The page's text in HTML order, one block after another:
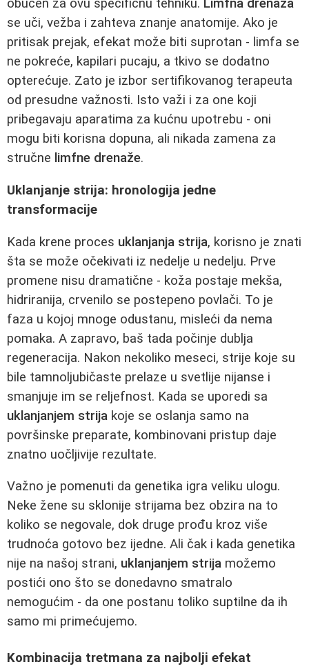
obučen za ovu specifičnu tehniku. Limfna drenaža
se uči, vežba i zahteva znanje anatomije. Ako je
pritisak prejak, efekat može biti suprotan - limfa se
ne pokreće, kapilari pucaju, a tkivo se dodatno
opterećuje. Zato je izbor sertifikovanog terapeuta
od presudne važnosti. Isto važi i za one koji
pribegavaju aparatima za kućnu upotrebu - oni
mogu biti korisna dopuna, ali nikada zamena za
stručne limfne drenaže.
Uklanjanje strija: hronologija jedne
transformacije
Kada krene proces uklanjanja strija, korisno je znati
šta se može očekivati iz nedelje u nedelju. Prve
promene nisu dramatične - koža postaje mekša,
hidriranija, crvenilo se postepeno povlači. To je
faza u kojoj mnoge odustanu, misleći da nema
pomaka. A zapravo, baš tada počinje dublja
regeneracija. Nakon nekoliko meseci, strije koje su
bile tamnoljubičaste prelaze u svetlije nijanse i
smanjuje im se reljefnost. Kada se uporedi sa
uklanjanjem strija koje se oslanja samo na
površinske preparate, kombinovani pristup daje
znatno uočljivije rezultate.
Važno je pomenuti da genetika igra veliku ulogu.
Neke žene su sklonije strijama bez obzira na to
koliko se negovale, dok druge prođu kroz više
trudnoća gotovo bez ijedne. Ali čak i kada genetika
nije na našoj strani, uklanjanjem strija možemo
postići ono što se donedavno smatralo
nemogućim - da one postanu toliko suptilne da ih
samo mi primećujemo.
Kombinacija tretmana za najbolji efekat